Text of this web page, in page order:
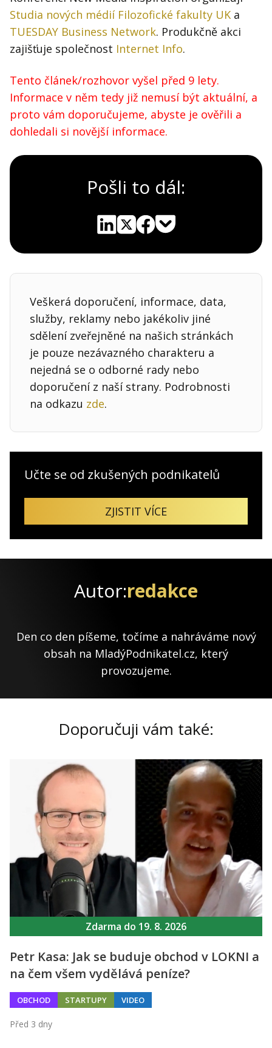
Studia nových médií Filozofické fakulty UK a
TUESDAY Business Network. Produkčně akci
zajišťuje společnost Internet Info.
Tento článek/rozhovor vyšel před 9 lety.
Informace v něm tedy již nemusí být aktuální, a
proto vám doporučujeme, abyste je ověřili a
dohledali si novější informace.
Pošli to dál:
Veškerá doporučení, informace, data,
služby, reklamy nebo jakékoliv jiné
sdělení zveřejněné na našich stránkách
je pouze nezávazného charakteru a
nejedná se o odborné rady nebo
doporučení z naší strany. Podrobnosti
na odkazu zde.
Učte se od zkušených podnikatelů
ZJISTIT VÍCE
Autor:redakce
Den co den píšeme, točíme a nahráváme nový
obsah na MladýPodnikatel.cz, který
provozujeme.
Doporučuji vám také:
Zdarma do 19. 8. 2026
Petr Kasa: Jak se buduje obchod v LOKNI a
na čem všem vydělává peníze?
OBCHOD STARTUPY VIDEO
Před 3 dny